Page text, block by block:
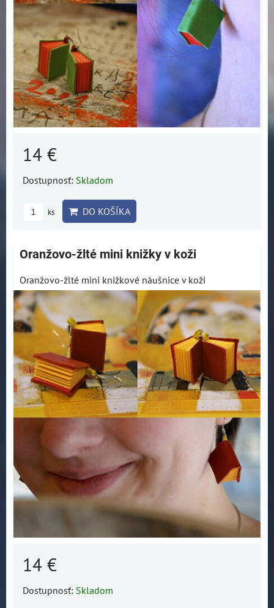
14 €
Dostupnosť: Skladom
ks DO KOŠÍKA
Oranžovo-žlté mini knižky v koži
Oranžovo-žlté mini knižkové náušnice v koži
14 €
Dostupnosť: Skladom